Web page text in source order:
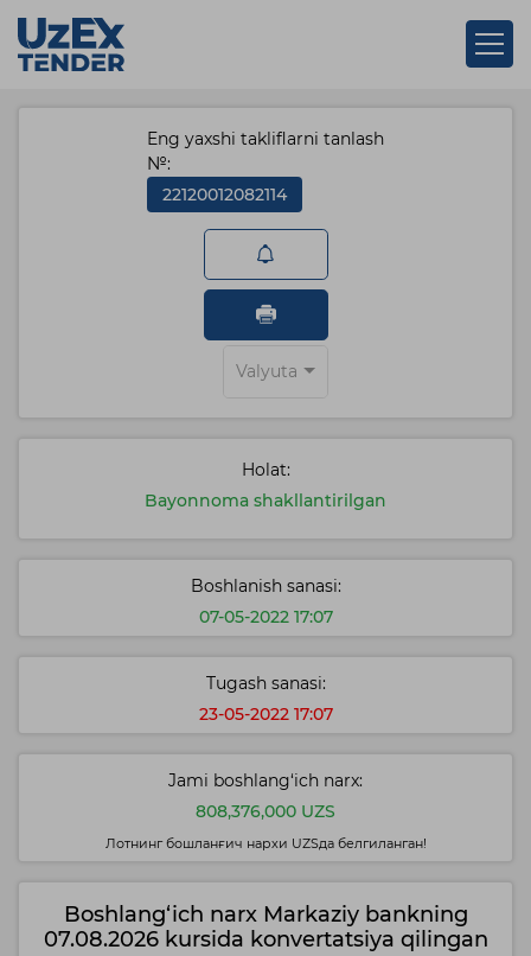
Eng yaxshi takliflarni tanlash
№:
22120012082114
Valyuta
Holat:
Bayonnoma shakllantirilgan
Boshlanish sanasi:
07-05-2022 17:07
Tugash sanasi:
23-05-2022 17:07
Jami boshlang‘ich narx:
808,376,000 UZS
Лотнинг бошланғич нархи UZSда белгиланган!
Boshlang‘ich narx Markaziy bankning
07.08.2026 kursida konvertatsiya qilingan